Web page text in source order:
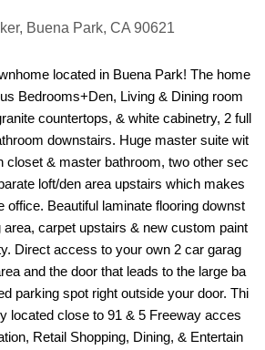
Buena Park, CA 90621
located in Buena Park! The home
Bedrooms+Den, Living & Dining room
countertops, & white cabinetry, 2 full
downstairs. Huge master suite wit
closet & master bathroom, two other sec
loft/den area upstairs which makes
office. Beautiful laminate flooring downst
carpet upstairs & new custom paint
Direct access to your own 2 car garag
and the door that leads to the large ba
parking spot right outside your door. Thi
located close to 91 & 5 Freeway acces
Retail Shopping, Dining, & Entertain